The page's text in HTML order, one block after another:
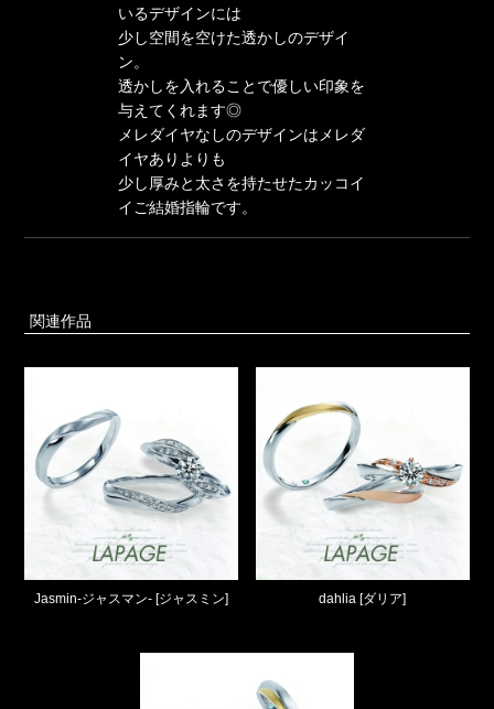
いるデザインには
少し空間を空けた透かしのデザイ
ン。
透かしを入れることで優しい印象を
与えてくれます◎
メレダイヤなしのデザインはメレダ
イヤありよりも
少し厚みと太さを持たせたカッコイ
イご結婚指輪です。
関連作品
Jasmin-ジャスマン- [ジャスミン] dahlia [ダリア]